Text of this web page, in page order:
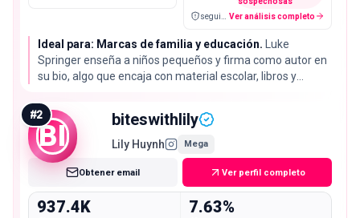
Ver análisis completo
Ideal para: Marcas de familia y educación.
Luke
Springer enseña a niños pequeños y firma como autor en
su bio, algo que encaja con material escolar, libros y
queda por debajo de la mediana de la lista, del 2.72%, así
que aquí se compra alcance.
BI
#2 biteswithlily
Lily Huynh Mega
Obtener email Ver perfil completo
937.4K 7.63%